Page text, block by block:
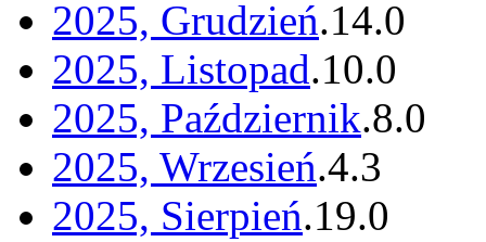
2025, Grudzień.14.0
2025, Listopad.10.0
2025, Październik.8.0
2025, Wrzesień.4.3
2025, Sierpień.19.0